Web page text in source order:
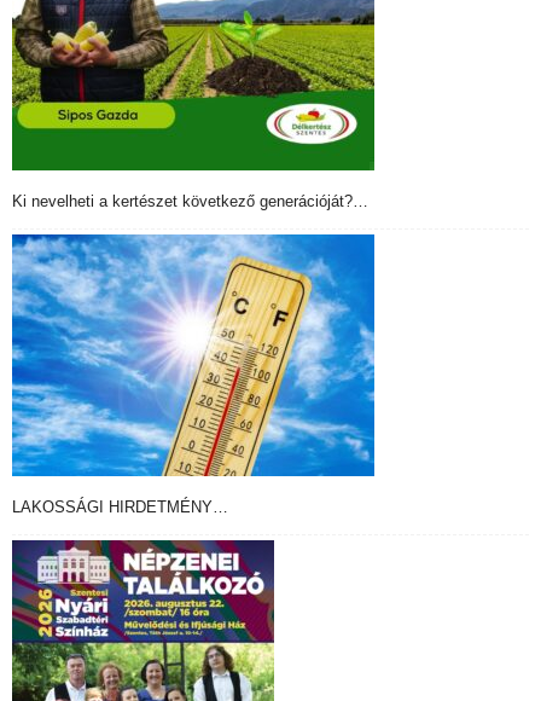
Ki nevelheti a kertészet következő generációját?…
LAKOSSÁGI HIRDETMÉNY…